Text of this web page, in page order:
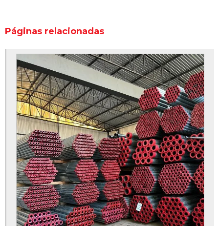
Tubo aço galvanizado preço
Tubo aço preto com costura
Tubo de aço com costura
Tubo de aço galvanizado preto
Tubo de aço preto
Tubo de ferro galvanizado
Tubo galvanizado
Tubo galvanizado preço
Tubo galvanizado SP
Tubo preto
Páginas relacionadas